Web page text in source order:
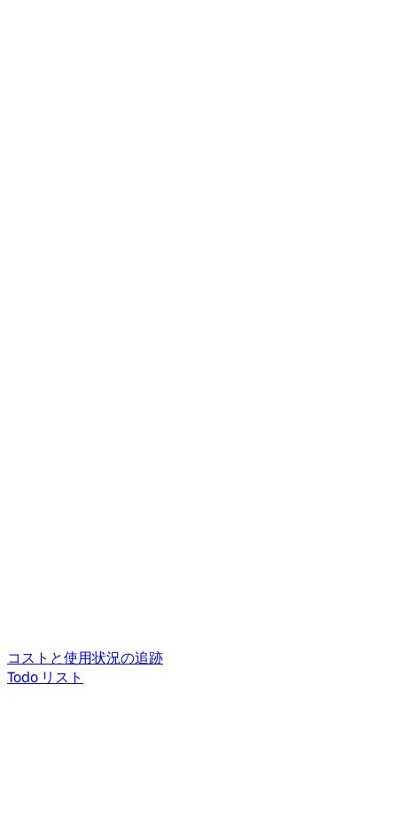
コストと使用状況の追跡
Todo リスト